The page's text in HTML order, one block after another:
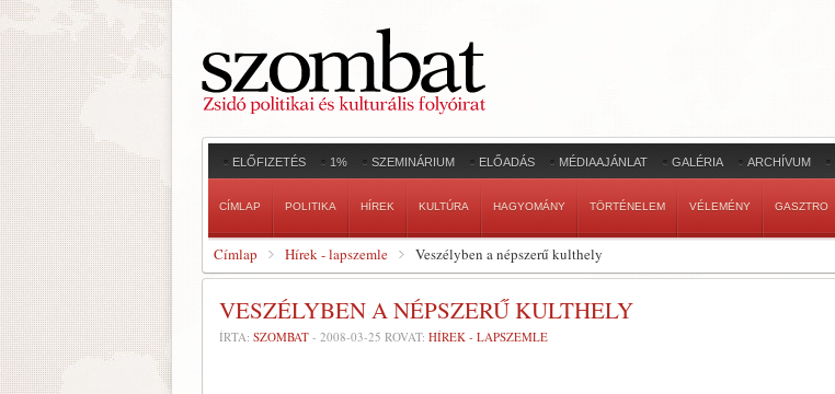
ELŐFIZETÉS 1% SZEMINÁRIUM ELŐADÁS MÉDIAAJÁNLAT GALÉRIA ARCHÍVUM
CÍMLAP POLITIKA HÍREK KULTÚRA HAGYOMÁNY TÖRTÉNELEM VÉLEMÉNY GASZTRO
Címlap Hírek - lapszemle Veszélyben a népszerű kulthely
VESZÉLYBEN A NÉPSZERŰ KULTHELY
ÍRTA: SZOMBAT - 2008-03-25 ROVAT: HÍREK - LAPSZEMLE